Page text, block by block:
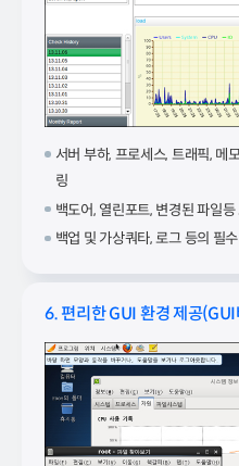
서버 부하, 프로세스, 트래픽, 메
링
백도어, 열린포트, 변경된 파일등
백업 및 가상쿼타, 로그 등의 필
6. 편리한 GUI 환경 제공